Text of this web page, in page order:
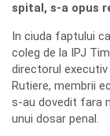
spital, s-a opus
In ciuda faptului
coleg de la IPJ
directorul
Rutiere, membrii
s-au dovedit fara
unui dosar penal.